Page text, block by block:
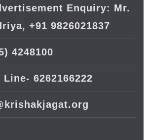
Enquiry: Mr.
+91 9826021837
4248100
6262166222